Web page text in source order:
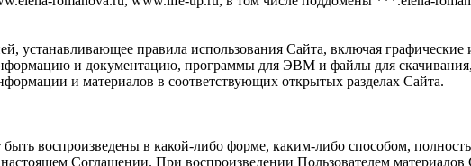
устанавливающее правила использования Сайта, включая графические
и документацию, программы для ЭВМ и файлы для
и материалов в соответствующих открытых разделах Сайта.
воспроизведены в какой-либо форме, каким-либо способом,
Соглашении. При воспроизведении Пользователем материалов